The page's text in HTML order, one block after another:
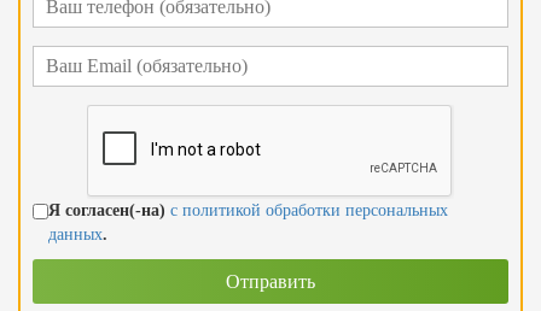
Я согласен(-на) с политикой обработки персональных
данных.